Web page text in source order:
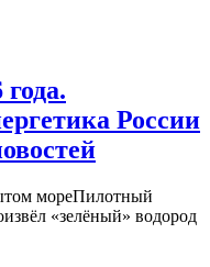
России
мореПилотный
«зелёный» водород